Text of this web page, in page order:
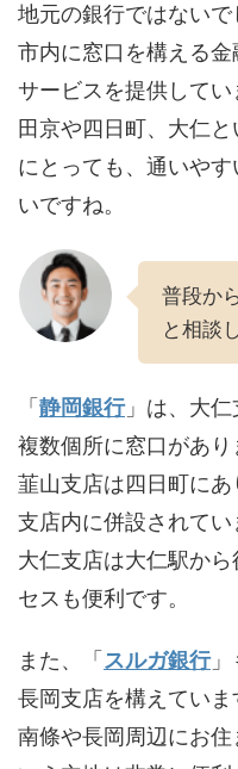
地元の銀行ではないで
市内に窓口を構える
サービスを提供してい
田京や四日町、大仁
にとっても、通いや
いですね。
普段か
と相談
「 静岡銀行」は、大
複数個所に窓口があり
韮山支店は四日町に
支店内に併設されてい
大仁支店は大仁駅か
セスも便利です。
また、「 スルガ銀行」
長岡支店を構えていま
南條や長岡周辺にお